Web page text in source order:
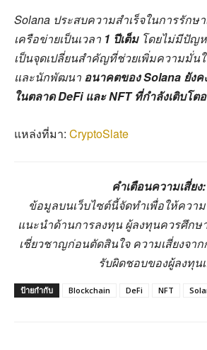
Solana ประสบความสำเร็จในการรักษ
เครือข่ายเป็นเวลา 1 ปีเต็มโดยไม่มีปัญห
เป็นจุดเปลี่ยนสำคัญที่ช่วยเพิ่มความมั่น
และนักพัฒนา อนาคตของ Solana ยังค
ในตลาด DeFi และ NFT ที่กำลังเติบโต
แหล่งที่มา: CryptoSlate
คำเตือนความเสี่ยง:
ข้อมูลบนเว็บไซต์นี้จัดทำเพื่อให้ควา
แนะนำด้านการลงทุน ผู้ลงทุนควรศึก
เชี่ยวชาญก่อนตัดสินใจ ความเสี่ยงจา
รับผิดชอบของผู้ลงทุน
ป้ายกำกับ Blockchain DeFi NFT